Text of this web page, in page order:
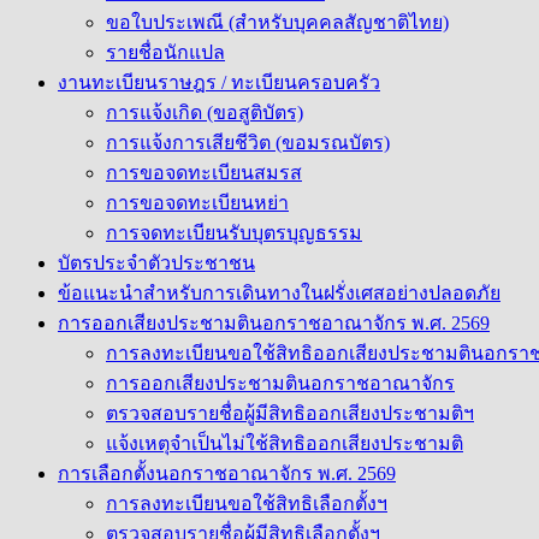
ขอใบประเพณี (สำหรับบุคคลสัญชาติไทย)
รายชื่อนักแปล
งานทะเบียนราษฎร / ทะเบียนครอบครัว
การแจ้งเกิด (ขอสูติบัตร)
การแจ้งการเสียชีวิต (ขอมรณบัตร)
การขอจดทะเบียนสมรส
การขอจดทะเบียนหย่า
การจดทะเบียนรับบุตรบุญธรรม
บัตรประจำตัวประชาชน
ข้อแนะนำสำหรับการเดินทางในฝรั่งเศสอย่างปลอดภัย
การออกเสียงประชามตินอกราชอาณาจักร พ.ศ. 2569
การลงทะเบียนขอใช้สิทธิออกเสียงประชามตินอกร
การออกเสียงประชามตินอกราชอาณาจักร
ตรวจสอบรายชื่อผู้มีสิทธิออกเสียงประชามติฯ
แจ้งเหตุจำเป็นไม่ใช้สิทธิออกเสียงประชามติ
การเลือกตั้งนอกราชอาณาจักร พ.ศ. 2569
การลงทะเบียนขอใช้สิทธิเลือกตั้งฯ
ตรวจสอบรายชื่อผู้มีสิทธิเลือกตั้งฯ